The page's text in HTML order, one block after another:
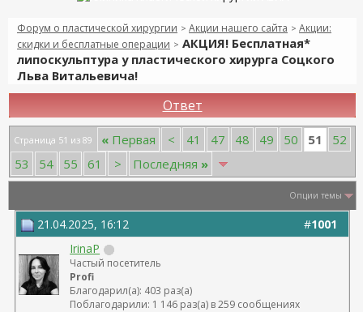
Форум о пластической хирургии > Акции нашего сайта > Акции:
скидки и бесплатные операции > АКЦИЯ! Бесплатная*
липоскульптура у пластического хирурга Соцкого
Льва Витальевича!
Ответ
Страница 51 из 89 « Первая < 41 47 48 49 50 51
52
53
54 55 61 > Последняя »
Опции темы
#1001
21.04.2025, 16:12
IrinaP
Частый посетитель
Profi
Благодарил(а): 403 раз(а)
Поблагодарили: 1 146 раз(а) в 259 сообщениях